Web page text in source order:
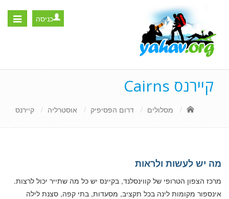
Toggle
כניסה
קיירנס Cairns
מסלולים דרום הפסיפיק אוסטרליה קיירנס
מה יש לעשות ולראות
מרכז הצפון הטרופי של קווינסלנד, בקיינס יש כל מה שתייר יכול לרצות.
אינספור מקומות לינה בכל תקציב, מסעדות, בתי קפה, סצנת לילה